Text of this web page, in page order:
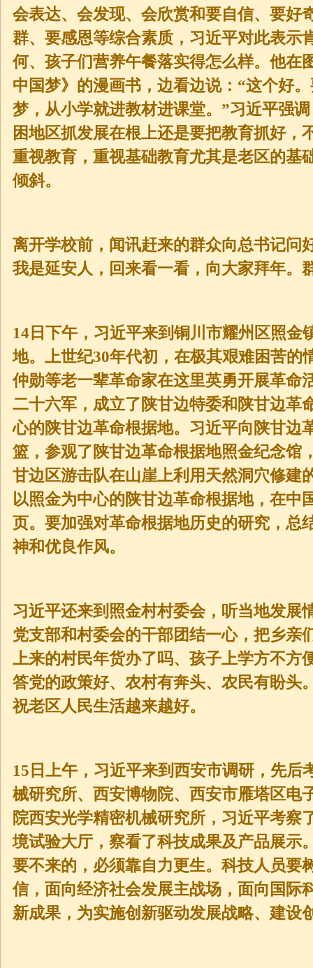
会表达、会发现、会欣赏和要自信、要好
群、要感恩等综合素质，习近平对此表示
何、孩子们营养午餐落实得怎么样。他在
中国梦》的漫画书，边看边说：“这个好
梦，从小学就进教材进课堂。”习近平强
困地区抓发展在根上还是要把教育抓好，
重视教育，重视基础教育尤其是老区的基
倾斜。
离开学校前，闻讯赶来的群众向总书记问
我是延安人，回来看一看，向大家拜年。
14日下午，习近平来到铜川市耀州区照金
地。上世纪30年代初，在极其艰难困苦的
仲勋等老一辈革命家在这里英勇开展革命
二十六军，成立了陕甘边特委和陕甘边革
心的陕甘边革命根据地。习近平向陕甘边
篮，参观了陕甘边革命根据地照金纪念馆
甘边区游击队在山崖上利用天然洞穴修建
以照金为中心的陕甘边革命根据地，在中
页。要加强对革命根据地历史的研究，总
神和优良作风。
习近平还来到照金村村委会，听当地发展
党支部和村委会的干部团结一心，把乡亲
上来的村民年货办了吗、孩子上学方不方
答党的政策好、农村有奔头、农民有盼头
祝老区人民生活越来越好。
15日上午，习近平来到西安市调研，先后
械研究所、西安博物院、西安市雁塔区电
院西安光学精密机械研究所，习近平考察
境试验大厅，察看了科技成果及产品展示
要不来的，必须靠自力更生。科技人员要
信，面向经济社会发展主战场，面向国际
新成果，为实施创新驱动发展战略、建设